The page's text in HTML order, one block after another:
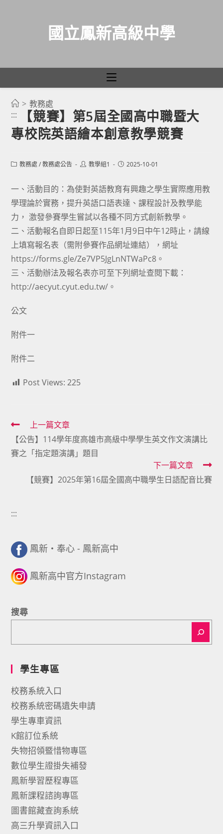
國立鳳新高級中學
> 教務處
:::
【競賽】第5屆全國高中職暨大
專校院英語繪本創意教學競賽
Post教務處 / 教務處公告
Post教學組1
Post2025-10-01
一、活動目的：為使對英語教育有興趣之學生實際應用教
學理論於實務，提升英語口語表達、課程設計及教學能
力， 激發參賽學生嘗試以各種不同方式創新教學。
二、活動報名自即日起至115年1月9日中午12時止，請線
上填寫報名表（需附參賽作品網址連結），網址
https://forms.gle/Ze7VP5JgLnNTWaPc8。
三、活動辦法及報名表亦可至下列網址查閱下載：
http://aecyut.cyut.edu.tw/。
公文
附件一
附件二
Post Views: 225
Read
more
articles
上一篇文章
【公告】114學年度高雄市高級中學學生英文作文演講比
賽之「指定題演講」題目
下一篇文章
【競賽】2025年第16屆全國高中職學生日語配音比賽
:::
鳳新・奉心 - 鳳新高中
鳳新高中官方Instagram
搜尋
學生專區
校務系統入口
校務系統密碼遺失申請
學生專車資訊
K館訂位系統
失物招領暨惜物專區
數位學生證掛失補發
鳳新學習歷程專區
鳳新課程諮詢專區
圖書館藏查詢系統
高三升學資訊入口